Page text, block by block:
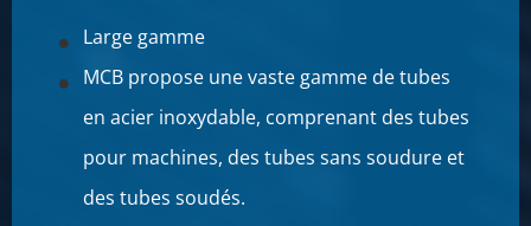
Large gamme
MCB propose une vaste gamme de tubes
en acier inoxydable, comprenant des tubes
pour machines, des tubes sans soudure et
des tubes soudés.